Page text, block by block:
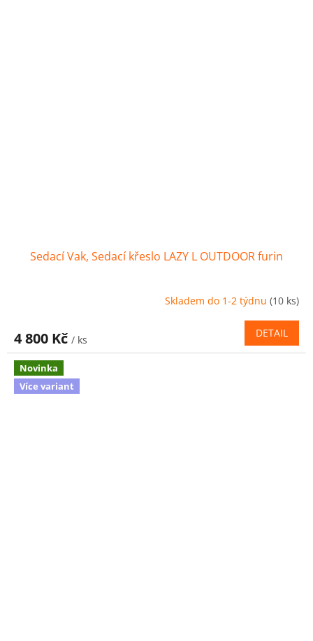
Sedací Vak, Sedací křeslo LAZY L OUTDOOR furin
Skladem do 1-2 týdnu (10 ks)
4 800 Kč / ks
DETAIL
Novinka
Více variant